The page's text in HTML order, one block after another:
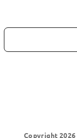
Copyright 2026